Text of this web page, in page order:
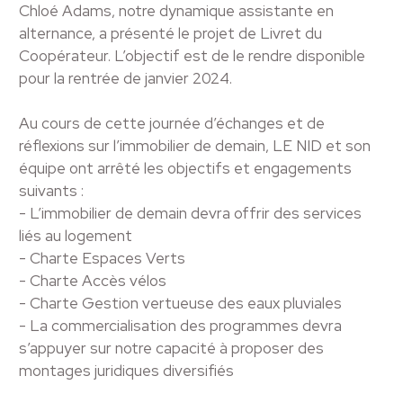
Chloé Adams, notre dynamique assistante en
alternance, a présenté le projet de Livret du
Coopérateur. L’objectif est de le rendre disponible
pour la rentrée de janvier 2024.
Au cours de cette journée d’échanges et de
réflexions sur l’immobilier de demain, LE NID et son
équipe ont arrêté les objectifs et engagements
suivants :
- L’immobilier de demain devra offrir des services
liés au logement
- Charte Espaces Verts
- Charte Accès vélos
- Charte Gestion vertueuse des eaux pluviales
- La commercialisation des programmes devra
s’appuyer sur notre capacité à proposer des
montages juridiques diversifiés